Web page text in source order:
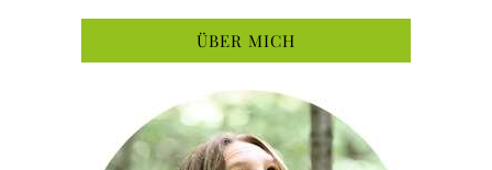
ÜBER MICH